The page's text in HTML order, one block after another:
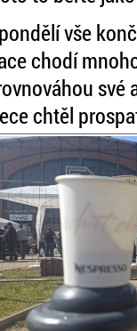
vše
chodí
své
chtěl